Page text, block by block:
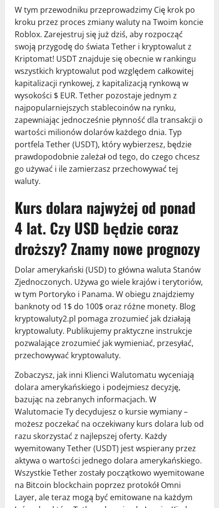
W tym przewodniku przeprowadzimy Cię krok po
kroku przez proces zmiany waluty na Twoim koncie
Roblox. Zarejestruj się już dziś, aby rozpocząć
swoją przygodę do świata Tether i kryptowalut z
Kriptomat! USDT znajduje się obecnie w rankingu
wszystkich kryptowalut pod względem całkowitej
kapitalizacji rynkowej, z kapitalizacją rynkową w
wysokości $ EUR. Tether pozostaje jednym z
najpopularniejszych stablecoinów na rynku,
zapewniając jednocześnie płynność dla transakcji o
wartości milionów dolarów każdego dnia. Typ
portfela Tether (USDT), który wybierzesz, będzie
prawdopodobnie zależał od tego, do czego chcesz
go używać i ile zamierzasz przechowywać tej
waluty.
Kurs dolara najwyżej od ponad
4 lat. Czy USD będzie coraz
droższy? Znamy nowe prognozy
Dolar amerykański (USD) to główna waluta Stanów
Zjednoczonych. Używa go wiele krajów i terytoriów,
w tym Portoryko i Panama. W obiegu znajdziemy
banknoty od 1$ do 100$ oraz różne monety. Blog
kryptowaluty2.pl pomaga zrozumieć jak działają
kryptowaluty. Publikujemy praktyczne instrukcje
pozwalające zrozumieć jak wymieniać, przesyłać,
przechowywać kryptowaluty.
Zobaczysz, jak inni Klienci Walutomatu wyceniają
dolara amerykańskiego i podejmiesz decyzję,
bazując na zebranych informacjach. W
Walutomacie Ty decydujesz o kursie wymiany –
możesz poczekać na oczekiwany kurs dolara lub od
razu skorzystać z najlepszej oferty. Każdy
wyemitowany Tether (USDT) jest wspierany przez
aktywa o wartości jednego dolara amerykańskiego.
Wszystkie Tether zostały początkowo wyemitowane
na Bitcoin blockchain poprzez protokół Omni
Layer, ale teraz mogą być emitowane na każdym